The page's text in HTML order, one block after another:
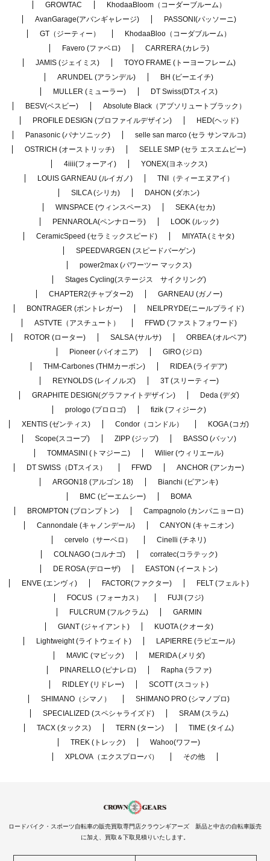
GROWTAC
KhodaaBloom（コーダーブルーム）
AvanGarage(アバンギャレージ)
PASSONI(パッソーニ)
GT（ジーティー）
KhodaaBloo（コーダブルーム）
Favero (ファベロ)
CARRERA (カレラ)
JAMIS (ジェイミス)
TOYO FRAME (トーヨーフレーム)
ARUNDEL (アランデル)
BH (ビーエイチ)
MULLER (ミューラー)
DT Swiss(DTスイス)
BESV(ベスビー)
Absolute Black（アブソリュートブラック）
PROFILE DESIGN (プロファイルデザイン)
HED(ヘッド)
Panasonic (パナソニック)
selle san marco (セラ サンマルコ)
OSTRICH (オーストリッチ)
SELLE SMP (セラ エスエムピー)
4iiii(フォーアイ)
YONEX(ヨネックス)
LOUIS GARNEAU (ルイガノ)
TNI（ティーエヌアイ）
SILCA (シリカ)
DAHON (ダホン)
WINSPACE (ウィンスペース)
SEKA (セカ)
PENNAROLA(ペンナローラ)
LOOK (ルック)
CeramicSpeed (セラミックスピード)
MIYATA (ミヤタ)
SPEEDVARGEN (スピードバーゲン)
power2max (パワーツー マックス)
Stages Cycling(ステージス サイクリング)
CHAPTER2(チャプター2)
GARNEAU (ガノー)
BONTRAGER (ボントレガー)
NEILPRYDE(ニールプライド)
ASTVTE（アスチュート）
FFWD (ファストフォワード)
ROTOR (ローター)
SALSA (サルサ)
ORBEA (オルベア)
Pioneer (パイオニア)
GIRO (ジロ)
THM-Carbones (THMカーボン)
RIDEA (ライデア)
REYNOLDS (レイノルズ)
3T (スリーティー)
GRAPHITE DESIGN(グラファイトデザイン)
Deda (デダ)
prologo (プロロゴ)
fizik (フィジーク)
XENTIS (ゼンティス)
Condor（コンドル）
KOGA (コガ)
Scope(スコープ)
ZIPP (ジップ)
BASSO (バッソ)
TOMMASINI (トマジーニ)
Wilier (ウィリエール)
DT SWISS（DTスイス）
FFWD
ANCHOR (アンカー)
ARGON18 (アルゴン 18)
Bianchi (ビアンキ)
BMC (ビーエムシー)
BOMA
BROMPTON (ブロンプトン)
Campagnolo (カンパニョーロ)
Cannondale (キャノンデール)
CANYON (キャニオン)
cervelo（サーベロ）
Cinelli (チネリ)
COLNAGO (コルナゴ)
corratec(コラテック)
DE ROSA (デローザ)
EASTON (イーストン)
ENVE (エンヴィ)
FACTOR(ファクター)
FELT (フェルト)
FOCUS（フォーカス）
FUJI (フジ)
FULCRUM (フルクラム)
GARMIN
GIANT (ジャイアント)
KUOTA (クオータ)
Lightweight (ライトウェイト)
LAPIERRE (ラピエール)
MAVIC (マビック)
MERIDA (メリダ)
PINARELLO (ピナレロ)
Rapha (ラファ)
RIDLEY (リドレー)
SCOTT (スコット)
SHIMANO（シマノ）
SHIMANO PRO (シマノプロ)
SPECIALIZED (スペシャライズド)
SRAM (スラム)
TACX (タックス)
TERN (ターン)
TIME (タイム)
TREK (トレック)
Wahoo(ワフー)
XPLOVA（エクスプローバ）
その他
ロードバイク・スポーツ自転車の販売買取専門店クラウンギアーズ 新品と中古の自転車販売
に加え、買取＆下取見積りいたします。